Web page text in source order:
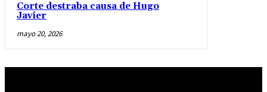
Corte destraba causa de Hugo
Javier
mayo 20, 2026